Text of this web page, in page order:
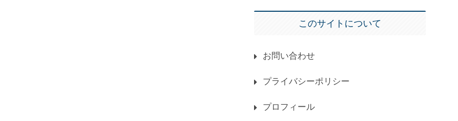
このサイトについて
お問い合わせ
プライバシーポリシー
プロフィール